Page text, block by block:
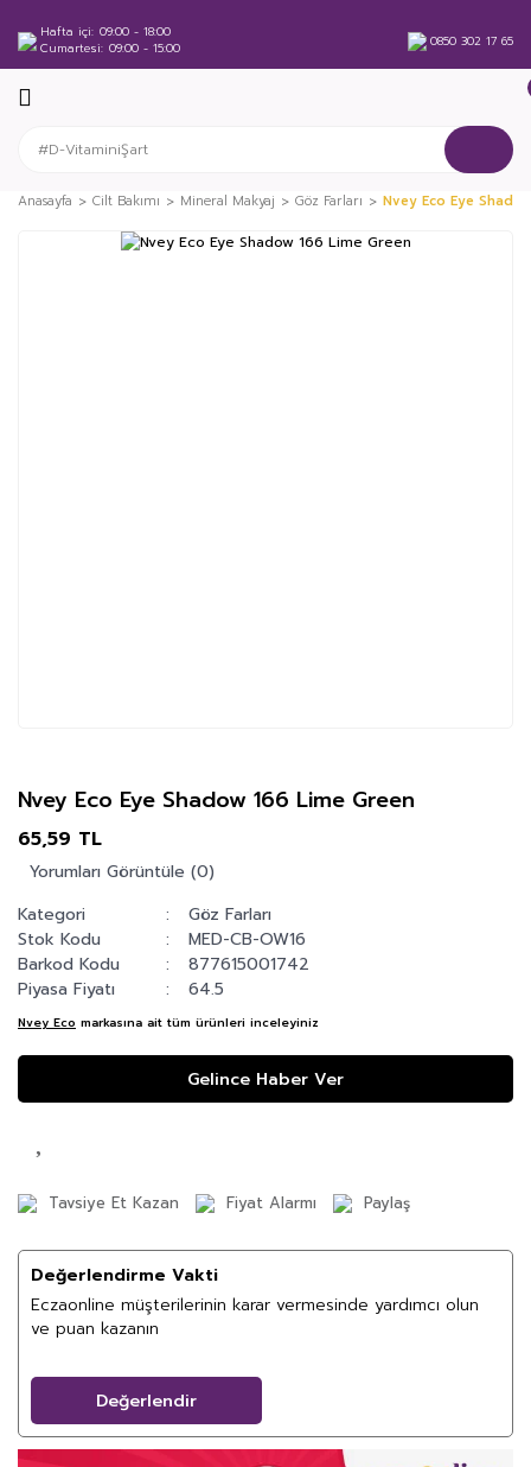
Hafta içi 09:00 - 18:00
Cumartesi 09:00 - 15:00 0850 302 17 65
Anasayfa Cilt Bakımı Mineral Makyaj Göz Farları Nvey Eco Eye
Nvey Eco Eye Shadow 166 Lime Green
65,59 TL
Yorumları Görüntüle (0)
Kategori
Göz Farları
Stok Kodu
MED-CB-OW16
Barkod Kodu
877615001742
Piyasa Fiyatı
64.5
Nvey Eco markasına ait tüm ürünleri inceleyiniz
Gelince Haber Ver
Tavsiye Et Kazan Fiyat Alarmı Paylaş
Değerlendirme Vakti
Eczaonline müşterilerinin karar vermesinde yardımcı olun
ve puan kazanın
Değerlendir